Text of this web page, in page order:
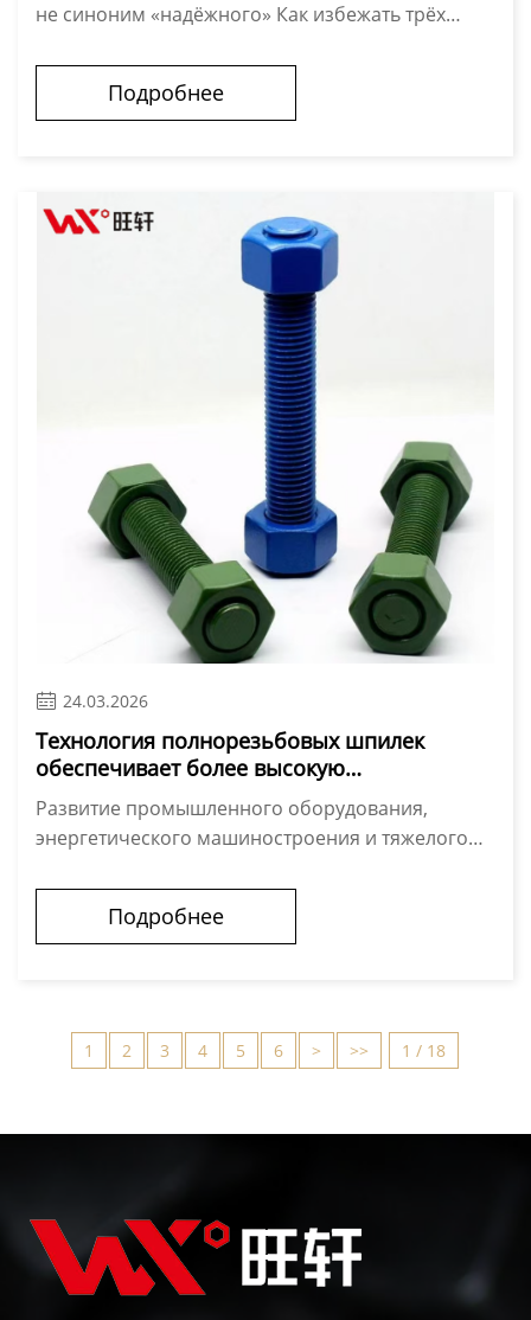
не синоним «надёжного» Как избежать трёх
работа с производителем — без посредников
Электрооцинкованный резьб...
Подробнее
 24.03.2026
Технология полнорезьбовых шпилек
обеспечивает более высокую
производительность в промышленных
крепежных системах.
Развитие промышленного оборудования,
энергетического машиностроения и тяжелого
силой их постоянного совершенствования для
Подробнее
1 2 3 4 5 6 > >> 1 / 18